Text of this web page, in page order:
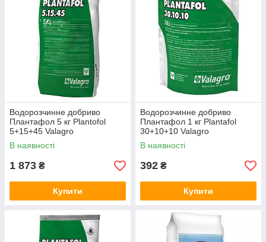
Водорозчинне добриво
Плантафол 5 кг Plantofol
5+15+45 Valagro
В наявності
1 873 ₴
Купити
Водорозчинне добриво
Плантафол 1 кг Plantafol
30+10+10 Valagro
В наявності
392 ₴
Купити